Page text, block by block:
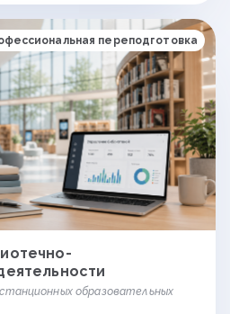
переподготовка
образовательных